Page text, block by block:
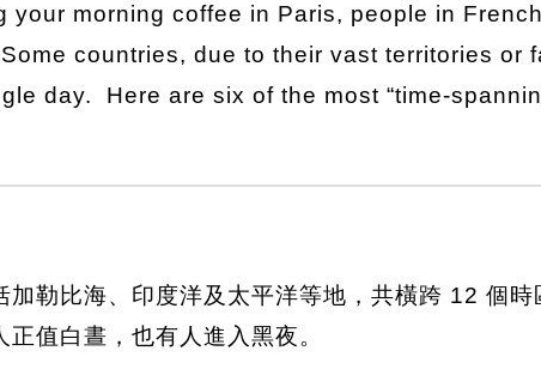
your morning coffee in Paris, people in
countries, due to their vast territories or
day. Here are six of the most “time-
勒比海、印度洋及太平洋等地，共橫跨 12 個時
值白晝，也有人進入黑夜。